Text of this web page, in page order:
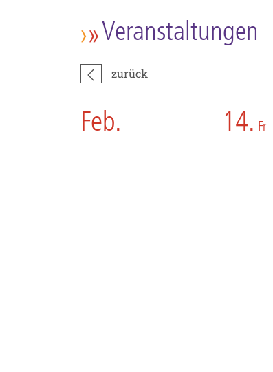
Veranstaltungen
zurück
Feb. 14. Fr